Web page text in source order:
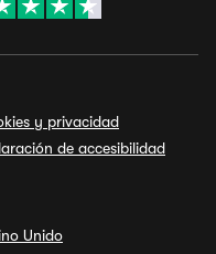
y privacidad
de accesibilidad
Unido